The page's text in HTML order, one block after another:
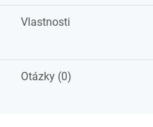
Vlastnosti
Otázky (0)